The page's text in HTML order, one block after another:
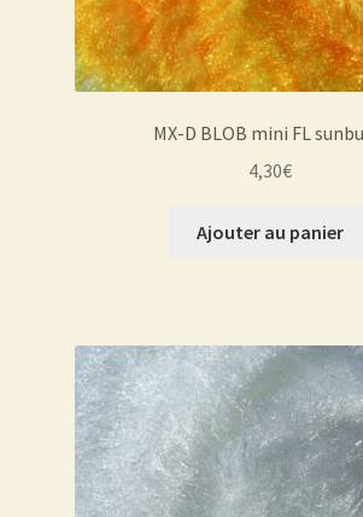
MX-D BLOB mini FL
4,30€
Ajouter au panier